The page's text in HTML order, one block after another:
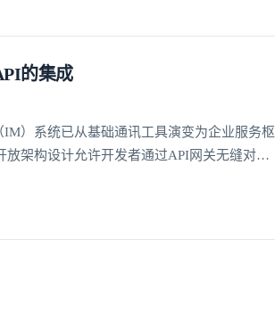
的集成
）系统已从基础通讯工具演变为企业服务枢
架构设计允许开发者通过API网关无缝对接